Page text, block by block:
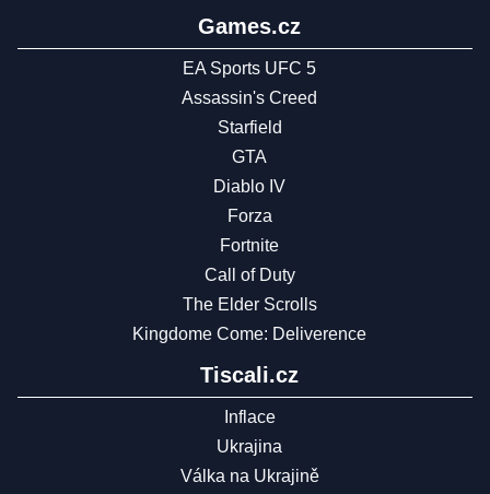
Games.cz
EA Sports UFC 5
Assassin's Creed
Starfield
GTA
Diablo IV
Forza
Fortnite
Call of Duty
The Elder Scrolls
Kingdome Come: Deliverence
Tiscali.cz
Inflace
Ukrajina
Válka na Ukrajině